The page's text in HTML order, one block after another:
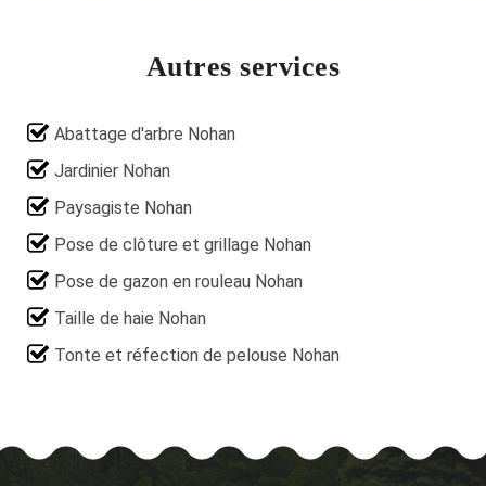
Autres services
Abattage d'arbre Nohan
Jardinier Nohan
Paysagiste Nohan
Pose de clôture et grillage Nohan
Pose de gazon en rouleau Nohan
Taille de haie Nohan
Tonte et réfection de pelouse Nohan